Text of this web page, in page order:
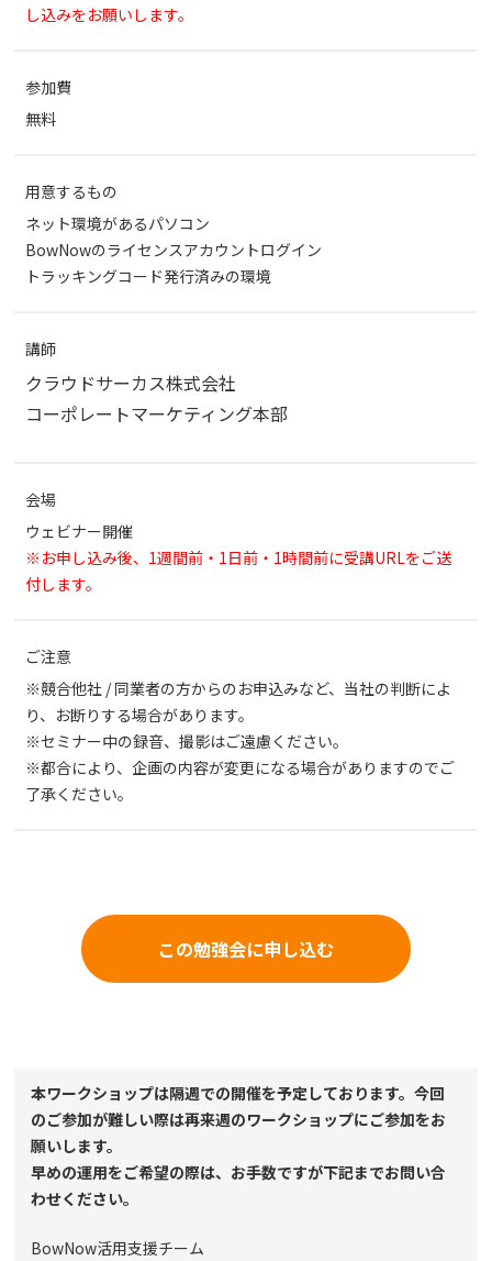
し込みをお願いします。
参加費
無料
用意するもの
ネット環境があるパソコン
BowNowのライセンスアカウントログイン
トラッキングコード発行済みの環境
講師
クラウドサーカス株式会社
コーポレートマーケティング本部
会場
ウェビナー開催
※お申し込み後、1週間前・1日前・1時間前に受講URLをご送
付します。
ご注意
※競合他社 / 同業者の方からのお申込みなど、当社の判断によ
り、お断りする場合があります。
※セミナー中の録音、撮影はご遠慮ください。
※都合により、企画の内容が変更になる場合がありますのでご
了承ください。
この勉強会に申し込む
本ワークショップは隔週での開催を予定しております。今回
のご参加が難しい際は再来週のワークショップにご参加をお
願いします。
早めの運用をご希望の際は、お手数ですが下記までお問い合
わせください。
BowNow活用支援チーム